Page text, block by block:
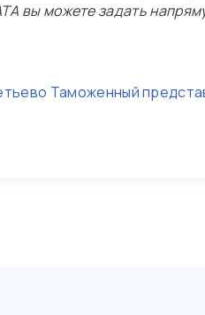
вы можете задать
Таможенный